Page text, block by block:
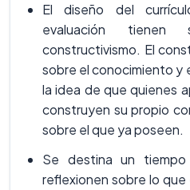
El diseño del
evaluación
constructivismo. El
sobre el conocimiento y
la idea de que quienes
construyen su propio
sobre el que ya poseen.
Se destina un
reflexionen sobre lo